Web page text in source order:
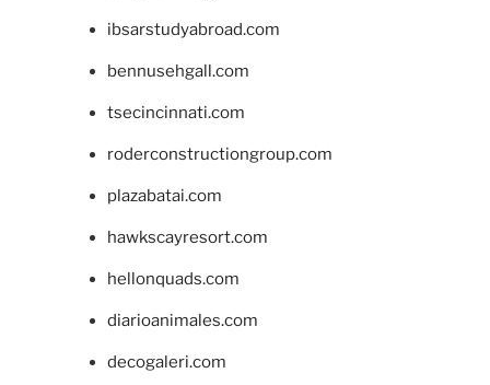
ibsarstudyabroad.com
bennusehgall.com
tsecincinnati.com
roderconstructiongroup.com
plazabatai.com
hawkscayresort.com
hellonquads.com
diarioanimales.com
decogaleri.com